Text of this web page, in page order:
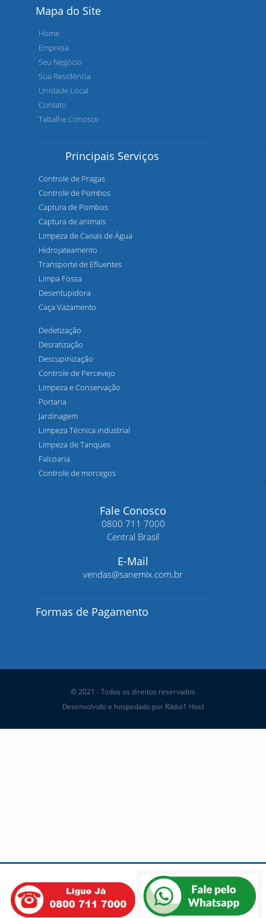
Mapa do Site
Home
Empresa
Seu Negócio
Sua Residência
Unidade Local
Contato
Tabalhe Conosco
Principais Serviços
Controle de Pragas
Controle de Pombos
Captura de Pombos
Captura de animais
Limpeza de Caixas de Água
Hidrojateamento
Transporte de Efluentes
Limpa Fossa
Desentupidora
Caça Vazamento
Dedetização
Desratização
Descupinização
Controle de Percevejo
Limpeza e Conservação
Portaria
Jardinagem
Limpeza Técnica industrial
Limpeza de Tanques
Falcoaria
Controle de morcegos
Fale Conosco
0800 711 7000
Central Brasil
E-Mail
vendas@sanemix.com.br
Formas de Pagamento
© 2021 - Todos os direitos reservados
Desenvolvido e hospedado por Rádio1 Host